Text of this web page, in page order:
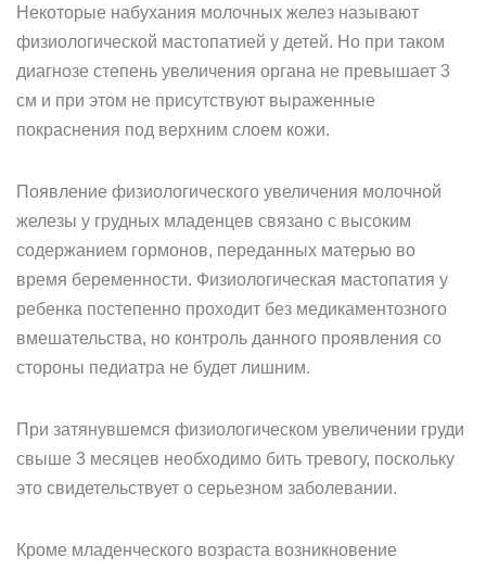
Некоторые набухания молочных желез называют
физиологической мастопатией у детей. Но при таком
диагнозе степень увеличения органа не превышает 3
см и при этом не присутствуют выраженные
покраснения под верхним слоем кожи.
Появление физиологического увеличения молочной
железы у грудных младенцев связано с высоким
содержанием гормонов, переданных матерью во
время беременности. Физиологическая мастопатия у
ребенка постепенно проходит без медикаментозного
вмешательства, но контроль данного проявления со
стороны педиатра не будет лишним.
При затянувшемся физиологическом увеличении груди
свыше 3 месяцев необходимо бить тревогу, поскольку
это свидетельствует о серьезном заболевании.
Кроме младенческого возраста возникновение